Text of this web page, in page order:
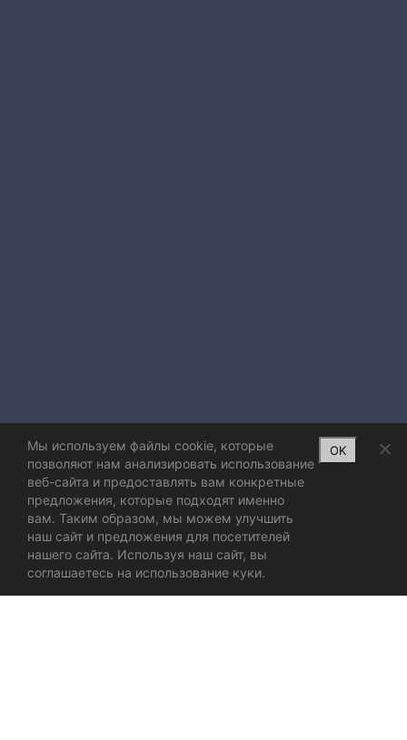
Мы используем файлы cookie, которые
позволяют нам анализировать использование
веб-сайта и предоставлять вам конкретные
предложения, которые подходят именно
вам. Таким образом, мы можем улучшить
наш сайт и предложения для посетителей
нашего сайта. Используя наш сайт, вы
соглашаетесь на использование куки.
OK